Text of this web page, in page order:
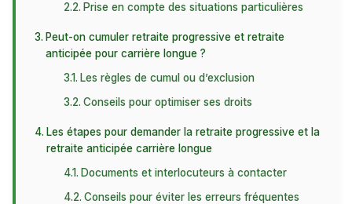
Prise en compte des situations particulières
Peut-on cumuler retraite progressive et retraite
anticipée pour carrière longue ?
Les règles de cumul ou d’exclusion
Conseils pour optimiser ses droits
Les étapes pour demander la retraite progressive et la
retraite anticipée carrière longue
Documents et interlocuteurs à contacter
Conseils pour éviter les erreurs fréquentes